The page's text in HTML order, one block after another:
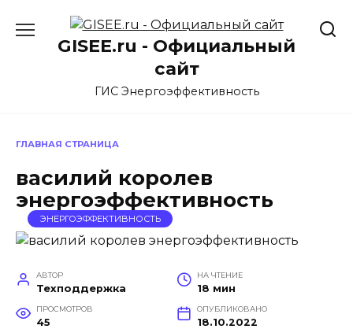
содержаниюGISEE.ru - Официальный
сайт
ГИС Энергоэффективность
ГЛАВНАЯ СТРАНИЦА
василий королев
энергоэффективность
ЭНЕРГОЭФФЕКТИВНОСТЬ
АВТОР
Техподдержка
НА ЧТЕНИЕ
18 мин
ПРОСМОТРОВ
45
ОПУБЛИКОВАНО
18.10.2022